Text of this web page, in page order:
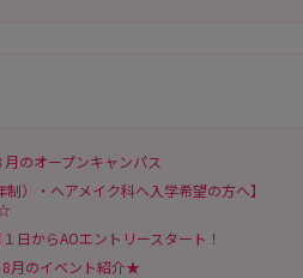
月のオープンキャンパス
）・ヘアメイク科へ入学希望の方へ】
日からAOエントリースタート！
8月のイベント紹介★